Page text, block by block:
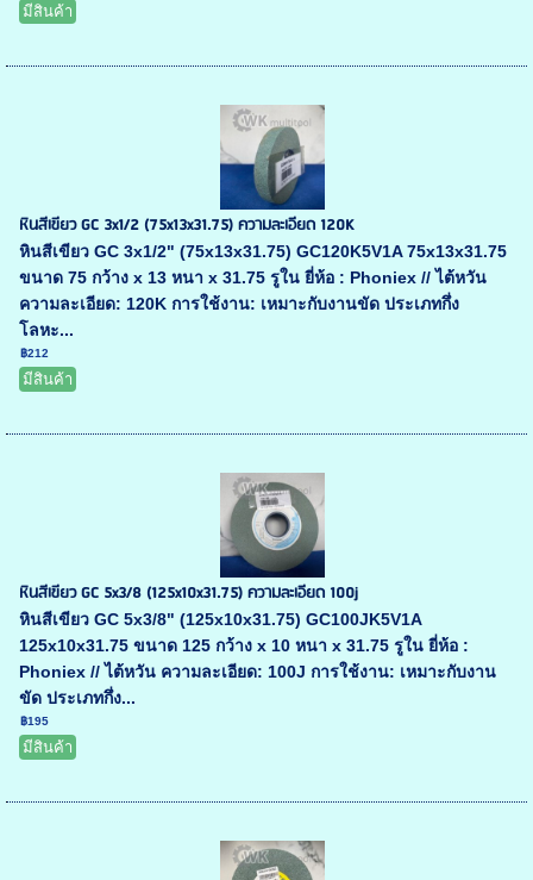
มีสินค้า
หินสีเขียว GC 3x1/2 (75x13x31.75) ความละเอียด 120K
หินสีเขียว GC 3x1/2" (75x13x31.75) GC120K5V1A 75x13x31.75
ขนาด 75 กว้าง x 13 หนา x 31.75 รูใน ยี่ห้อ : Phoniex // ไต้หวัน
ความละเอียด: 120K การใช้งาน: เหมาะกับงานขัด ประเภทกึ่ง
โลหะ...
฿212
มีสินค้า
หินสีเขียว GC 5x3/8 (125x10x31.75) ความละเอียด 100j
หินสีเขียว GC 5x3/8" (125x10x31.75) GC100JK5V1A
125x10x31.75 ขนาด 125 กว้าง x 10 หนา x 31.75 รูใน ยี่ห้อ :
Phoniex // ไต้หวัน ความละเอียด: 100J การใช้งาน: เหมาะกับงาน
ขัด ประเภทกึ่ง...
฿195
มีสินค้า